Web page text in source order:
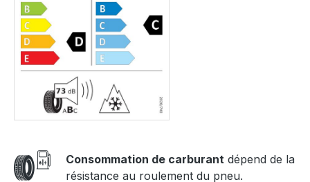
Consommation de carburant dépend de la
résistance au roulement du pneu.